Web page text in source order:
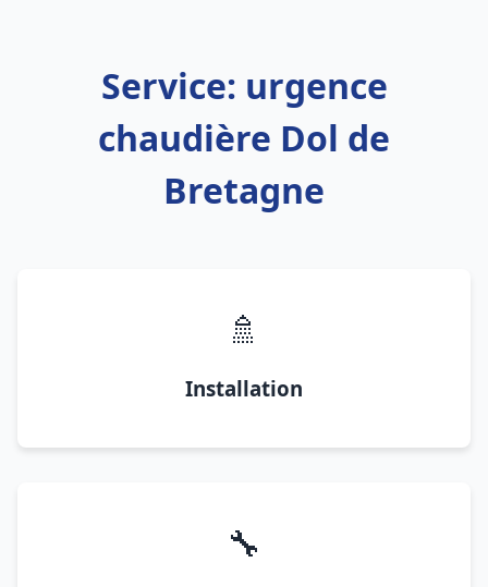
Service: urgence
chaudière Dol de
Bretagne
🚿
Installation
🔧